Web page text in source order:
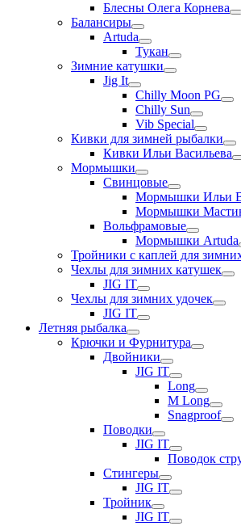
Блесны Олега Корнева
Балансиры
Artuda
Тукан
Зимние катушки
Jig It
Chilly Moon PG
Chilly Sun
Vib Special
Кивки для зимней рыбалки
Кивки Ильи Васильева
Мормышки
Свинцовые
Мормышки Ильи
Мормышки
Вольфрамовые
Мормышки Artuda
Тройники с каплей для
Чехлы для зимних катушек
JIG IT
Чехлы для зимних удочек
JIG IT
Летняя рыбалка
Крючки и Фурнитура
Двойники
JIG IT
Long
M Long
Snagproof
Поводки
JIG IT
Поводок
Стингеры
JIG IT
Тройник
JIG IT